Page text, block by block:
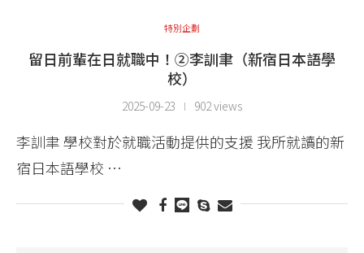
特別企劃
留日前輩在日就職中！②李訓聿（新宿日本語學
校）
2025-09-23 902 views
李訓聿 學校對於就職活動提供的支援 我所就讀的新
宿日本語學校 …